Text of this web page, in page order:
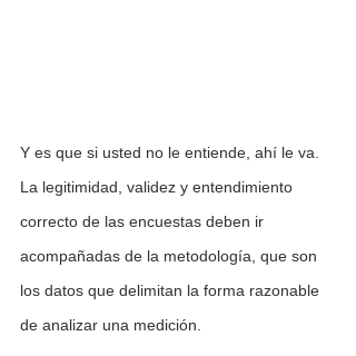
Y es que si usted no le entiende, ahí le va.
La legitimidad, validez y entendimiento
correcto de las encuestas deben ir
acompañadas de la metodología, que son
los datos que delimitan la forma razonable
de analizar una medición.